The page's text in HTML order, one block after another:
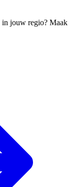
in jouw regio? Maak